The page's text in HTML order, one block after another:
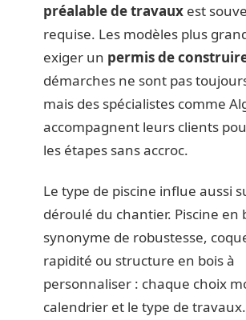
préalable de travaux est
requise. Les modèles plus
exiger un permis de
démarches ne sont pas
mais des spécialistes comme
accompagnent leurs clients
les étapes sans accroc.
Le type de piscine influe aussi
déroulé du chantier. Piscine en
synonyme de robustesse,
rapidité ou structure en bois à
personnaliser : chaque choix
calendrier et le type de